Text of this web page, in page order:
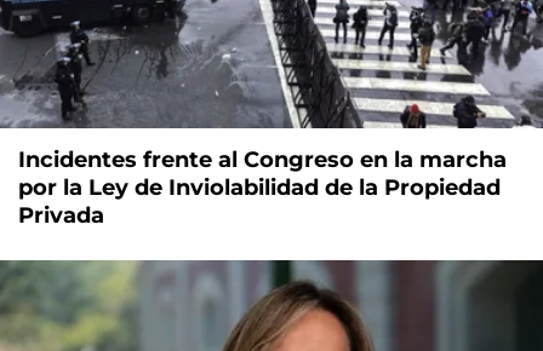
Incidentes frente al Congreso en la marcha
por la Ley de Inviolabilidad de la Propiedad
Privada